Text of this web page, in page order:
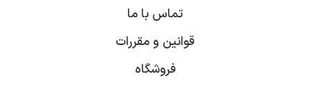
تماس با ما
قوانین و مقررات
فروشگاه